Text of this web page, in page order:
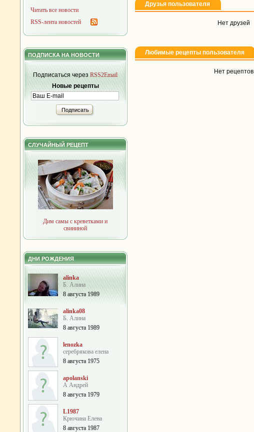
Читать все новости
RSS-лента новостей
ПОДПИСКА НА НОВОСТИ
Подписаться черезRSS2Email
Новые рецепты
Подписать
СЛУЧАЙНЫЙ РЕЦЕПТ
Дим самы с креветками и
свининой
ДНИ РОЖДЕНИЯ
alinka
Б. Алина
8 августа 1989
alinka08
Б. Алина
8 августа 1989
lenozka
серебрякова елена
8 августа 1975
apolanski
А Андрей
8 августа 1979
L1987
Крючина Елена
8 августа 1987
Друзья пользователя
Нет друзей
Любимые рецепты пользователя
Нет рецептов